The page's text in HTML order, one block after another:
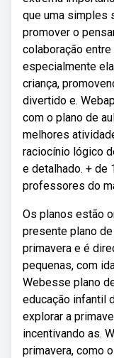
que uma simples
promover o
colaboração
especialmente
criança,
divertido e.
com o plano de
melhores
raciocínio lógico
e detalhado. + de
professores do
Os planos estão
presente plano
primavera e é
pequenas, com
Webesse plano
educação infantil
explorar a
incentivando as.
primavera, como